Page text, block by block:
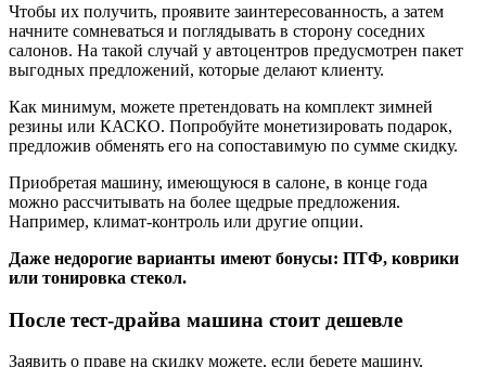
Чтобы их получить, проявите заинтересованность, а затем
начните сомневаться и поглядывать в сторону соседних
салонов. На такой случай у автоцентров предусмотрен пакет
выгодных предложений, которые делают клиенту.
Как минимум, можете претендовать на комплект зимней
резины или КАСКО. Попробуйте монетизировать подарок,
предложив обменять его на сопоставимую по сумме скидку.
Приобретая машину, имеющуюся в салоне, в конце года
можно рассчитывать на более щедрые предложения.
Например, климат-контроль или другие опции.
Даже недорогие варианты имеют бонусы: ПТФ, коврики
или тонировка стекол.
После тест-драйва машина стоит дешевле
Заявить о праве на скидку можете, если берете машину,